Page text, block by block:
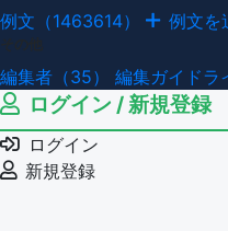
例文（1463614） 例文を
編集者（35） 編集ガイドラ
ログイン / 新規登録
ログイン
新規登録